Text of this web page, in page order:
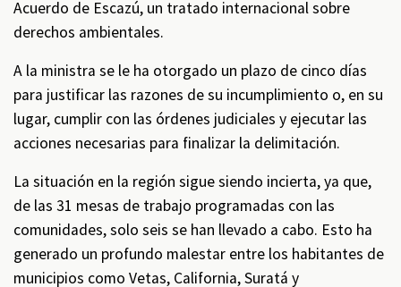
Acuerdo de Escazú, un tratado internacional sobre
derechos ambientales.
A la ministra se le ha otorgado un plazo de cinco días
para justificar las razones de su incumplimiento o, en su
lugar, cumplir con las órdenes judiciales y ejecutar las
acciones necesarias para finalizar la delimitación.
La situación en la región sigue siendo incierta, ya que,
de las 31 mesas de trabajo programadas con las
comunidades, solo seis se han llevado a cabo. Esto ha
generado un profundo malestar entre los habitantes de
municipios como Vetas, California, Suratá y